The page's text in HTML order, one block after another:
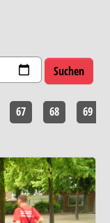
67 68 69